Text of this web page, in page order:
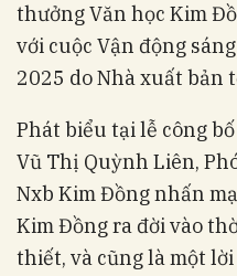
thưởng Văn học Kim
với cuộc Vận động
2025 do Nhà xuất bản
Phát biểu tại lễ công
Vũ Thị Quỳnh Liên,
Nxb Kim Đồng nhấn
Kim Đồng ra đời vào
thiết, và cũng là một